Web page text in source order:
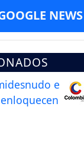
NEWS